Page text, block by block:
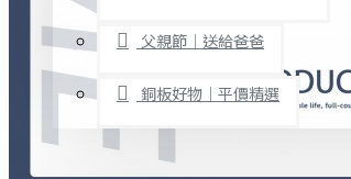
事務用品
其他
免打孔收納專區
父親節｜送給爸爸
銅板好物｜平價精選